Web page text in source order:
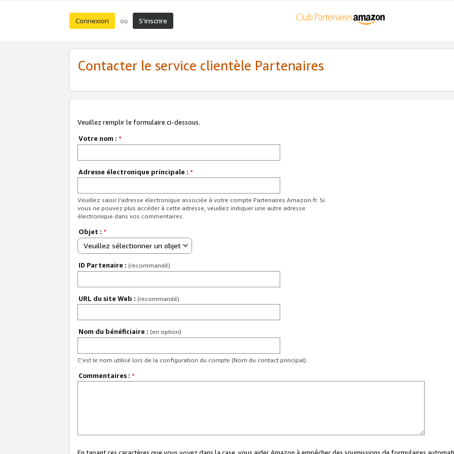
Connexion ou S’inscrire
Contacter le service clientèle Partenaires
Veuillez remplir le formulaire ci-dessous.
Votre nom : *
Adresse électronique principale : *
Veuillez saisir l'adresse électronique associée à votre compte Partenaires Amazon.fr. Si
vous ne pouvez plus accéder à cette adresse, veuillez indiquer une autre adresse
électronique dans vos commentaires.
Objet : *
Veuillez sélectionner un objet
ID Partenaire : (recommandé)
URL du site Web : (recommandé)
Nom du bénéficiaire : (en option)
C'est le nom utilisé lors de la configuration du compte (Nom du contact principal).
Commentaires : *